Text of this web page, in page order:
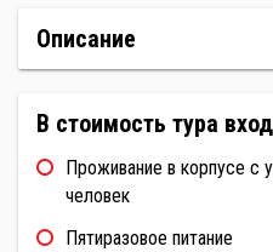
Описание
В стоимость тура
Проживание в корпусе с
человек
Пятиразовое питание